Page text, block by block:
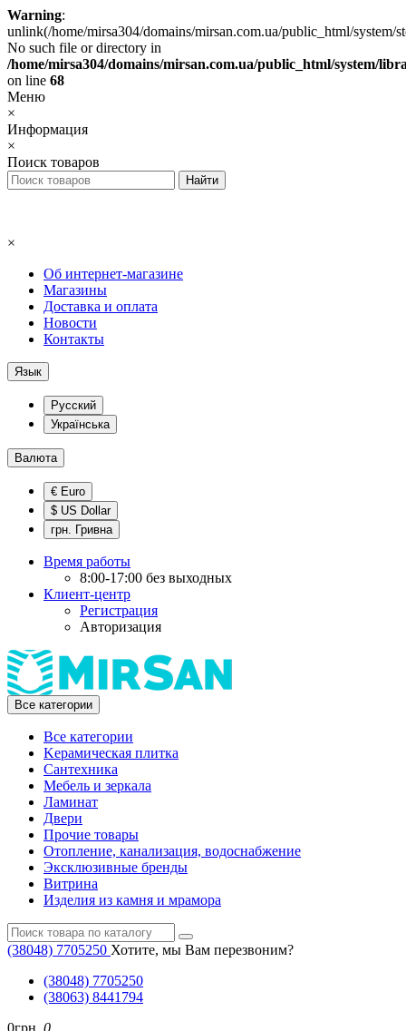
Warning:
unlink(/home/mirsa304/domains/mirsan.com.ua/public_html/system/
No such file or directory in
/home/mirsa304/domains/mirsan.com.ua/public_html/system/
on line 68
Меню
×
Информация
×
Поиск товаров
×
Об интернет-магазине
Магазины
Доставка и оплата
Новости
Контакты
Язык
Русский
Українська
Валюта
€ Euro
$ US Dollar
грн. Гривна
Время работы
8:00-17:00 без выходных
Клиент-центр
Регистрация
Авторизация
Все категории
Все категории
Kерамическая плитка
Cантехника
Мебель и зеркала
Ламинат
Двери
Прочие товары
Отопление, канализация, водоснабжение
Эксклюзивные бренды
Витрина
Изделия из камня и мрамора
(38048) ‎7705250 Хотите, мы Вам перезвоним?
(38048) ‎7705250
(38063) 8441794
0грн. 0